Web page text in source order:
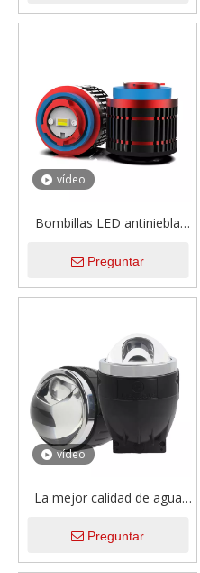
luz antiniebla haz alto bajo
vídeo
Bombillas LED antiniebla
ámbar, blanco, 24W,
3000LM, interruptor de
delantera para Toyota
Preguntar
vídeo
La mejor calidad de agua
pulgadas de lente de
proyección directa de 3
Preguntar